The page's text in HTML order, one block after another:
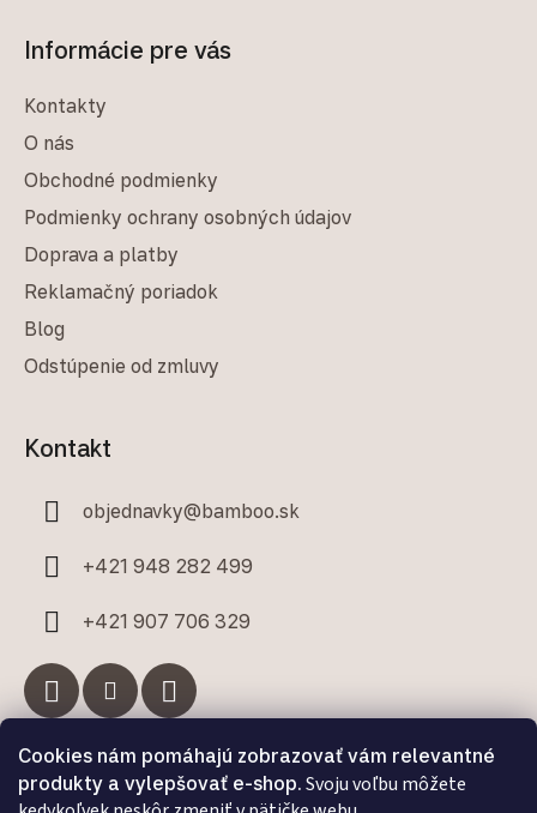
Cookies nám pomáhajú zobrazovať vám relevantné
produkty a vylepšovať e-shop. Svoju voľbu môžete
Informácie pre vás
Kontakty
O nás
Obchodné podmienky
Podmienky ochrany osobných údajov
Doprava a platby
Reklamačný poriadok
Blog
Odstúpenie od zmluvy
Kontakt
objednavky@bamboo.sk
+421 948 282 499
+421 907 706 329
Facebook